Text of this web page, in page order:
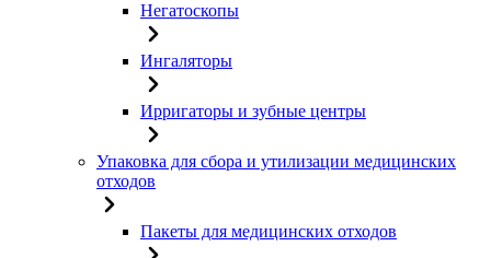
Негатоскопы
Ингаляторы
Ирригаторы и зубные центры
Упаковка для сбора и утилизации медицинских
отходов
Пакеты для медицинских отходов